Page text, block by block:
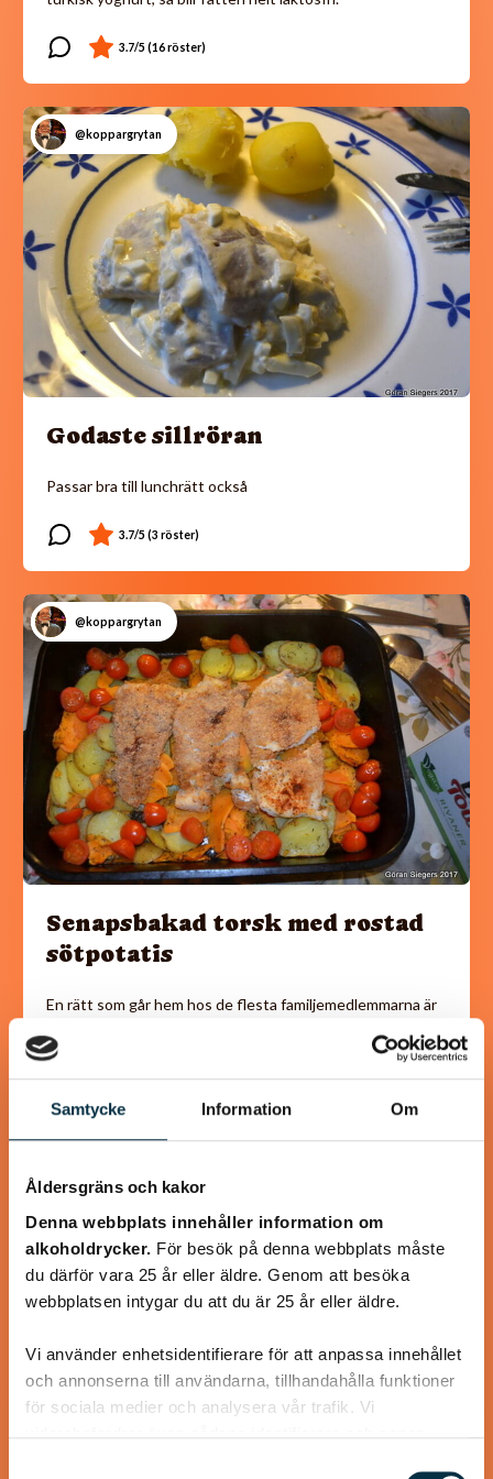
Samtycke Information Om
Åldersgräns och kakor
Denna webbplats innehåller information om
alkoholdrycker. För besök på denna webbplats måste
du därför vara 25 år eller äldre. Genom att besöka
webbplatsen intygar du att du är 25 år eller äldre.
Vi använder enhetsidentifierare för att anpassa innehållet
och annonserna till användarna, tillhandahålla funktioner
för sociala medier och analysera vår trafik. Vi
@koppargrytan
Godaste sillröran
Passar bra till lunchrätt också
@koppargrytan
Senapsbakad torsk med rostad
sötpotatis
En rätt som går hem hos de flesta familjemedlemmarna är
Torsken får ett täcke av senap, ströbröd samt…
@koppargrytan